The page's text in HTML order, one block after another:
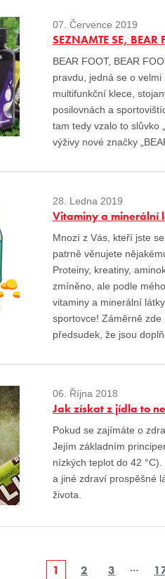
07. Července 2019
SEZNAMTE SE, BEAR
BEAR FOOT, BEAR
pravdu, jedná se o
multifunkční klece,
posilovnách a
tam tedy vzalo to slůvko
výživy nové značky
28. Ledna 2019
Vitaminy a minerální
Mnozí z Vás, kteří jste
patrně věnujete
Proteiny, kreatiny,
zmíněno, ale podle
vitaminy a minerální
sportovce! Záměrně zde
předsudek, že jsou
06. Října 2018
Jak získat z jídla to
Pokud se zajímáte o
Jejím základním
nízkých teplot do 42
a jiné zdraví prospěšné
života.
1 2 3 …